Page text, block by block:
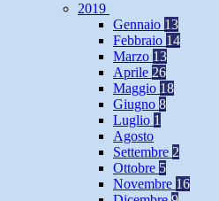
2019
Gennaio 13
Febbraio 14
Marzo 13
Aprile 26
Maggio 18
Giugno 8
Luglio 1
Agosto
Settembre 2
Ottobre 5
Novembre 16